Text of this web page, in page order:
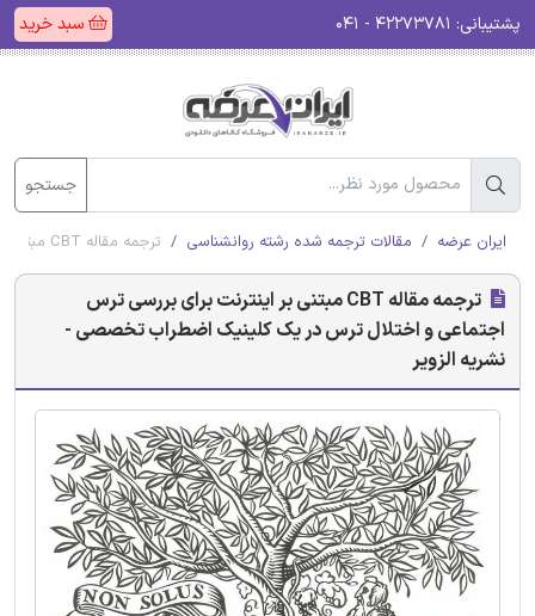
پشتیبانی: سبد خرید
جستجو
ایران عرضه مقالات ترجمه شده رشته روانشناسی ترجمه مقاله CBT مبتنی بر اینترنت برای بررسی ترس اجتماعی و اختلال ترس در یک کلینیک اضطراب تخصصی - نشریه الزویر
ترجمه مقاله CBT مبتنی بر اینترنت برای بررسی ترس
اجتماعی و اختلال ترس در یک کلینیک اضطراب تخصصی -
نشریه الزویر